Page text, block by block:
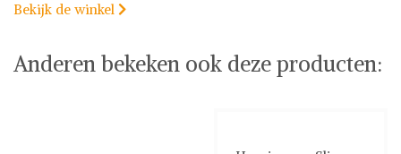
Bekijk de winkel 
Anderen bekeken ook deze producten: